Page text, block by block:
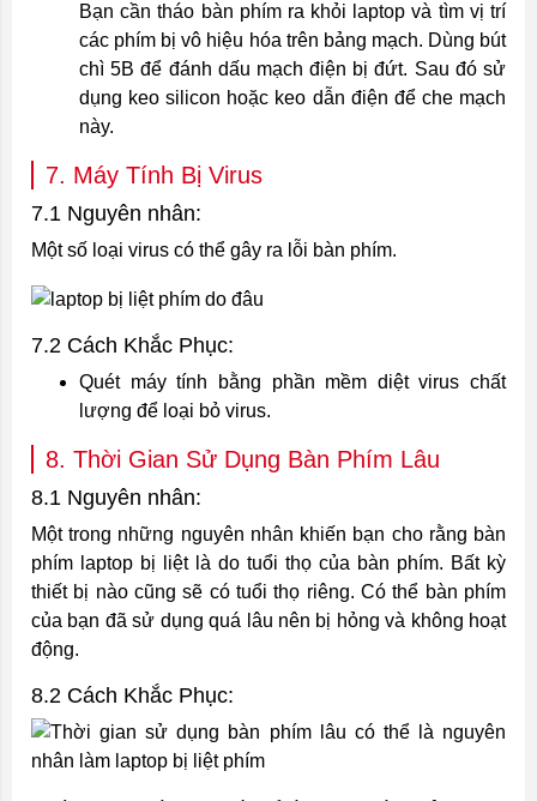
Bạn cần tháo bàn phím ra khỏi laptop và tìm vị trí
các phím bị vô hiệu hóa trên bảng mạch. Dùng bút
chì 5B để đánh dấu mạch điện bị đứt. Sau đó sử
dụng keo silicon hoặc keo dẫn điện để che mạch
này.
7. Máy Tính Bị Virus
7.1 Nguyên nhân:
Một số loại virus có thể gây ra lỗi bàn phím.
7.2 Cách Khắc Phục:
Quét máy tính bằng phần mềm diệt virus chất
lượng để loại bỏ virus.
8. Thời Gian Sử Dụng Bàn Phím Lâu
8.1 Nguyên nhân:
Một trong những nguyên nhân khiến bạn cho rằng bàn
phím laptop bị liệt là do tuổi thọ của bàn phím. Bất kỳ
thiết bị nào cũng sẽ có tuổi thọ riêng. Có thể bàn phím
của bạn đã sử dụng quá lâu nên bị hỏng và không hoạt
động.
8.2 Cách Khắc Phục: